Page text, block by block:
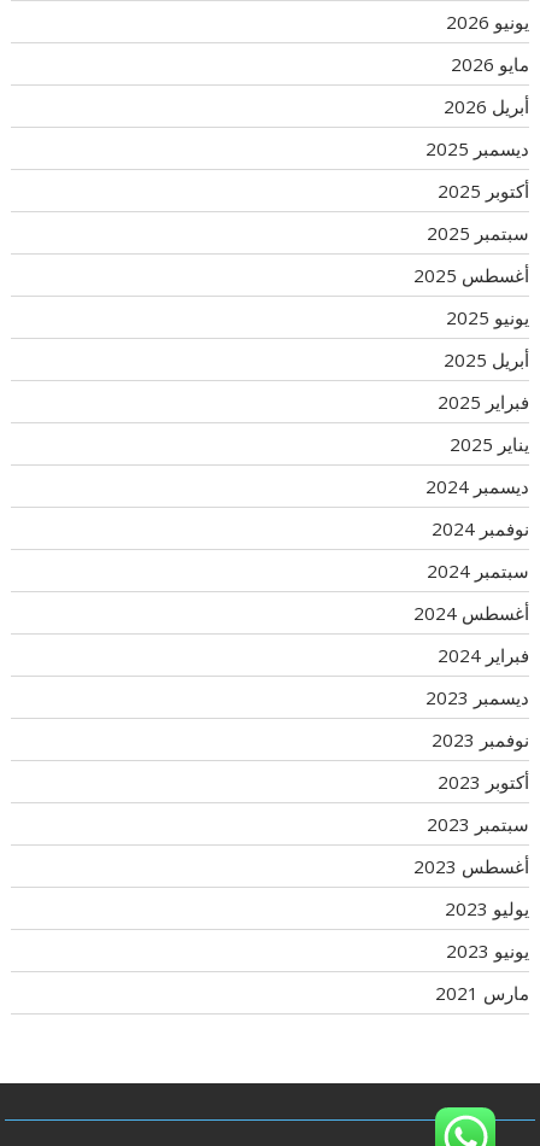
يونيو 2026
مايو 2026
أبريل 2026
ديسمبر 2025
أكتوبر 2025
سبتمبر 2025
أغسطس 2025
يونيو 2025
أبريل 2025
فبراير 2025
يناير 2025
ديسمبر 2024
نوفمبر 2024
سبتمبر 2024
أغسطس 2024
فبراير 2024
ديسمبر 2023
نوفمبر 2023
أكتوبر 2023
سبتمبر 2023
أغسطس 2023
يوليو 2023
يونيو 2023
مارس 2021